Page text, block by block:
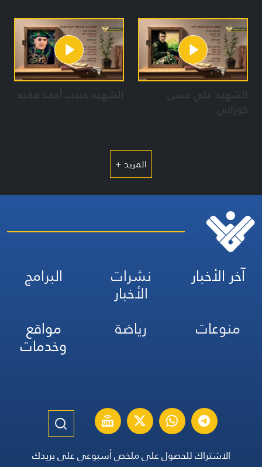
الشهيد علي حسن
كوراني
الشهيد حبيب أحمد فقيه
المزيد +
آخر الأخبار نشرات
الأخبار
البرامج
منوعات
رياضة مواقع
وخدمات
الاشتراك للحصول على ملخص أسبوعي على بريدك